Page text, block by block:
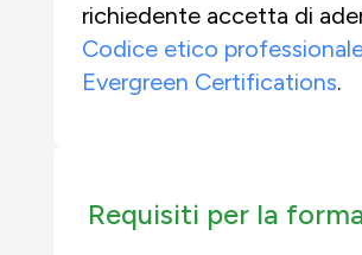
richiedente accetta di
Codice etico
Evergreen Certifications.
Requisiti per la